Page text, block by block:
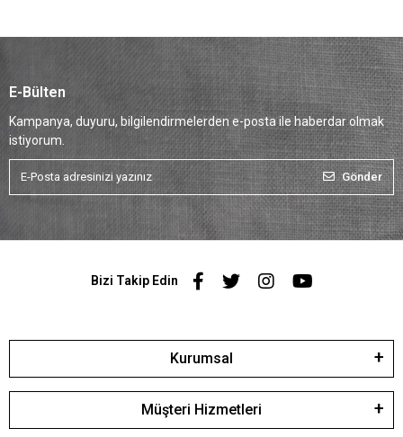
E-Bülten
Kampanya, duyuru, bilgilendirmelerden e-posta ile haberdar olmak
istiyorum.
Gönder
Bizi Takip Edin
Kurumsal
Müşteri Hizmetleri